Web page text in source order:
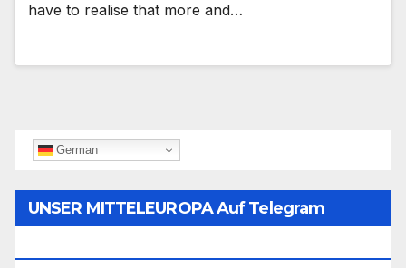
have to realise that more and…
German
UNSER MITTELEUROPA Auf Telegram